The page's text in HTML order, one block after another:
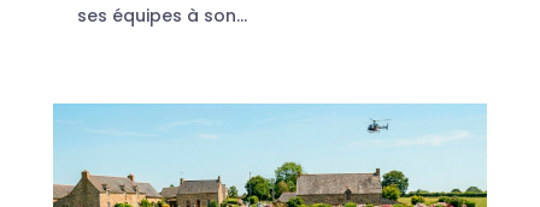
ses équipes à son...